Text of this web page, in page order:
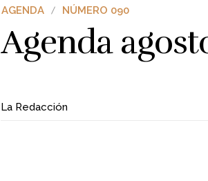
AGENDA NÚMERO 090
Agenda
La Redacción